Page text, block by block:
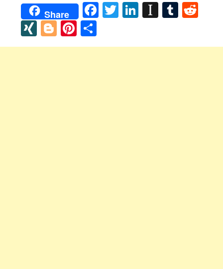
Share Facebook
Twitter
LinkedIn
XINGBloggerPinterest